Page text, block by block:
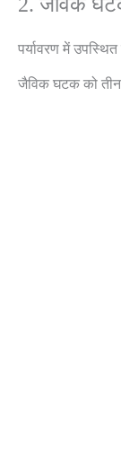
पर्यावरण में
जैविक घटक को तीन